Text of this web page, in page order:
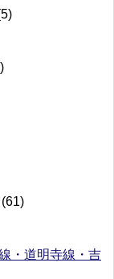
(61)
・道明寺線・吉